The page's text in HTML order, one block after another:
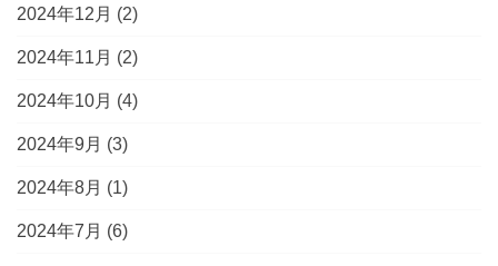
2024年12月 (2)
2024年11月 (2)
2024年10月 (4)
2024年9月 (3)
2024年8月 (1)
2024年7月 (6)